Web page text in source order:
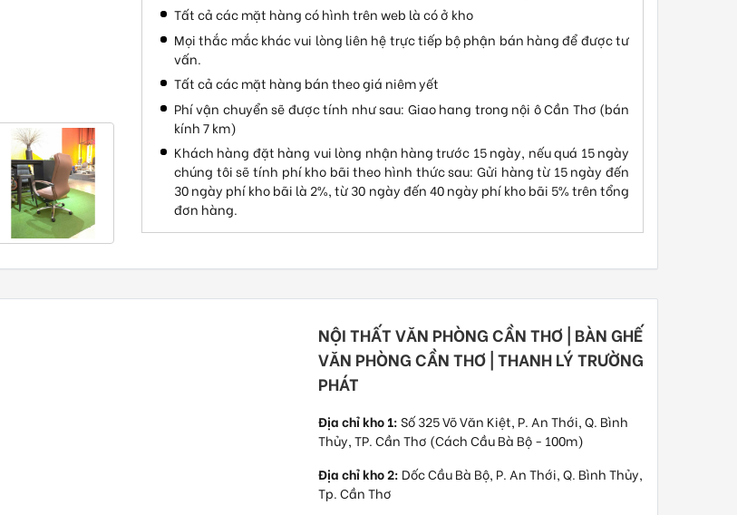
Tất cả các mặt hàng có hình trên web là có ở kho
Mọi thắc mắc khác vui lòng liên hệ trực tiếp bộ phận bán hàng để được tư
vấn.
Tất cả các mặt hàng bán theo giá niêm yết
Phí vận chuyển sẽ được tính như sau: Giao hang trong nội ô Cần Thơ (bán
kính 7 km)
Khách hàng đặt hàng vui lòng nhận hàng trước 15 ngày, nếu quá 15 ngày
chúng tôi sẽ tính phí kho bãi theo hình thức sau: Gửi hàng từ 15 ngày đến
30 ngày phí kho bãi là 2%, từ 30 ngày đến 40 ngày phí kho bãi 5% trên tổng
đơn hàng.
NỘI THẤT VĂN PHÒNG CẦN THƠ | BÀN GHẾ
VĂN PHÒNG CẦN THƠ | THANH LÝ TRƯỜNG
PHÁT
Địa chỉ kho 1:Số 325 Võ Văn Kiệt, P. An Thới, Q. Bình
Thủy, TP. Cần Thơ (Cách Cầu Bà Bộ - 100m)
Địa chỉ kho 2: Dốc Cầu Bà Bộ, P. An Thới, Q. Bình Thủy,
Tp. Cần Thơ